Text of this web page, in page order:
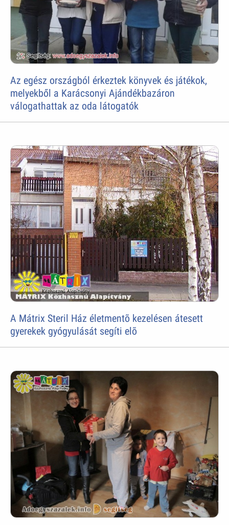
Az egész országból érkeztek könyvek és játékok,
melyekből a Karácsonyi Ajándékbazáron
válogathattak az oda látogatók
A Mátrix Steril Ház életmentõ kezelésen átesett
gyerekek gyógyulását segíti elõ